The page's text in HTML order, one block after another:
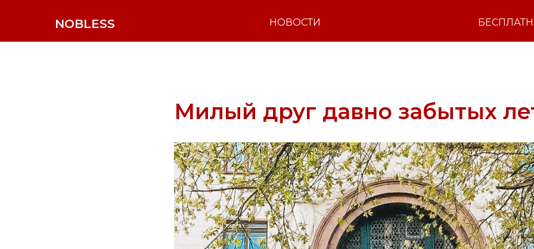
NOBLESS НОВОСТИ
Милый друг давно забытых